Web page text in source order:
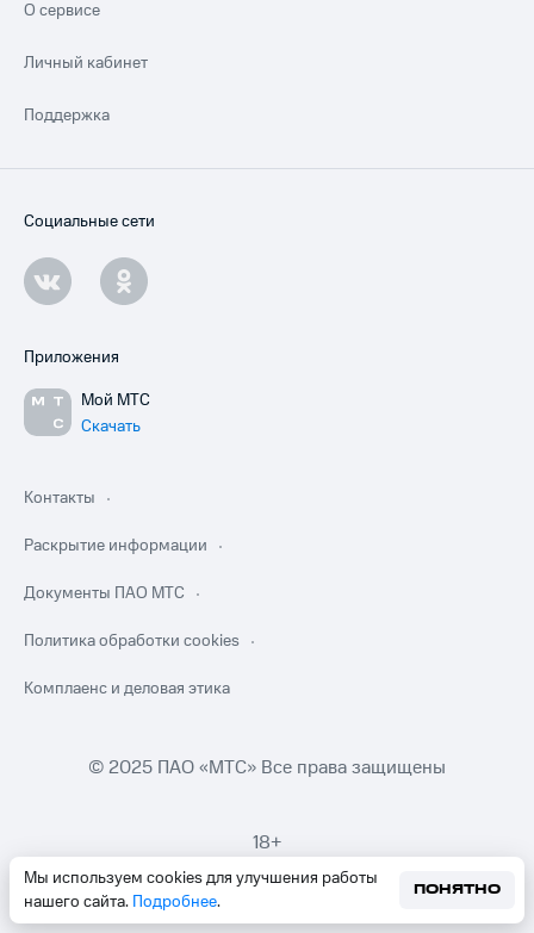
Мы используем cookies для улучшения работы
нашего сайта. Подробнее.
ПОНЯТНО
О сервисе
Личный кабинет
Поддержка
Социальные сети
Приложения
Мой МТС
Скачать
Контакты
Раскрытие информации
Документы ПАО МТС
Политика обработки cookies
Комплаенс и деловая этика
© 2025 ПАО «МТС» Все права защищены
18+